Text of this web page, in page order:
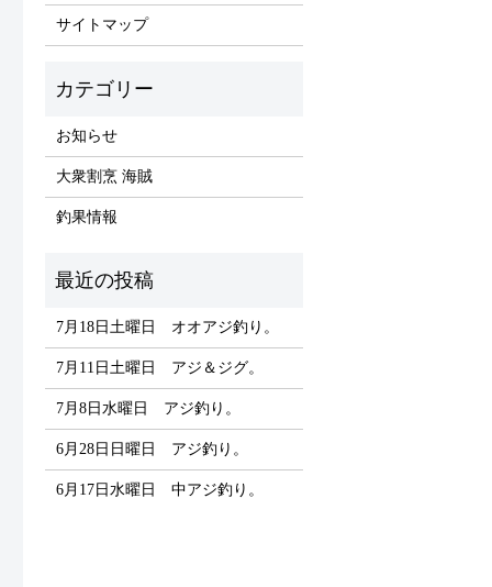
サイトマップ
お知らせ
大衆割烹 海賊
釣果情報
7月18日土曜日 オオアジ釣り。
7月11日土曜日 アジ＆ジグ。
7月8日水曜日 アジ釣り。
6月28日日曜日 アジ釣り。
6月17日水曜日 中アジ釣り。